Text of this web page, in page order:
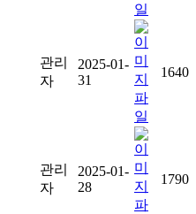
관리
자
2025-01-
31
1640
관리
자
2025-01-
28
1790